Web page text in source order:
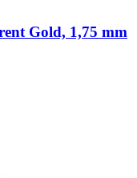
Gold, 1,75 mm